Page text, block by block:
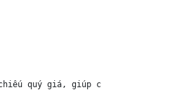
quý giá, giúp chúng tôi nhanh